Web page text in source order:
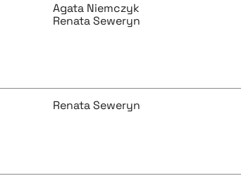
Agata Niemczyk
Renata Seweryn
Renata Seweryn